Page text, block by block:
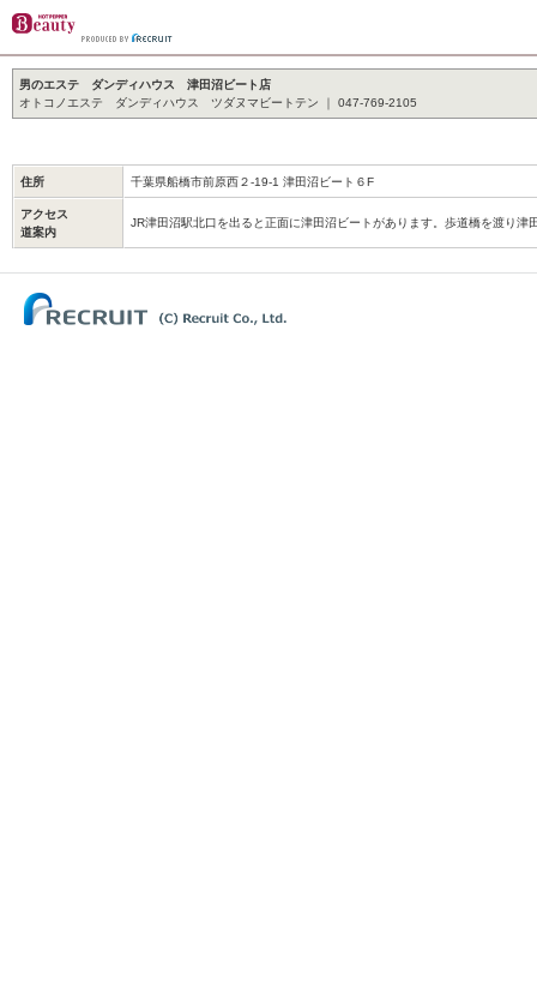
男のエステ ダンディハウス 津田沼ビート店
オトコノエステ ダンディハウス ツダヌマビートテン ｜ 047-769-2105
住所 千葉県船橋市前原西２-19-1 津田沼ビート６F
アクセス
道案内
JR津田沼駅北口を出ると正面に津田沼ビートがあります。歩道橋を渡り津